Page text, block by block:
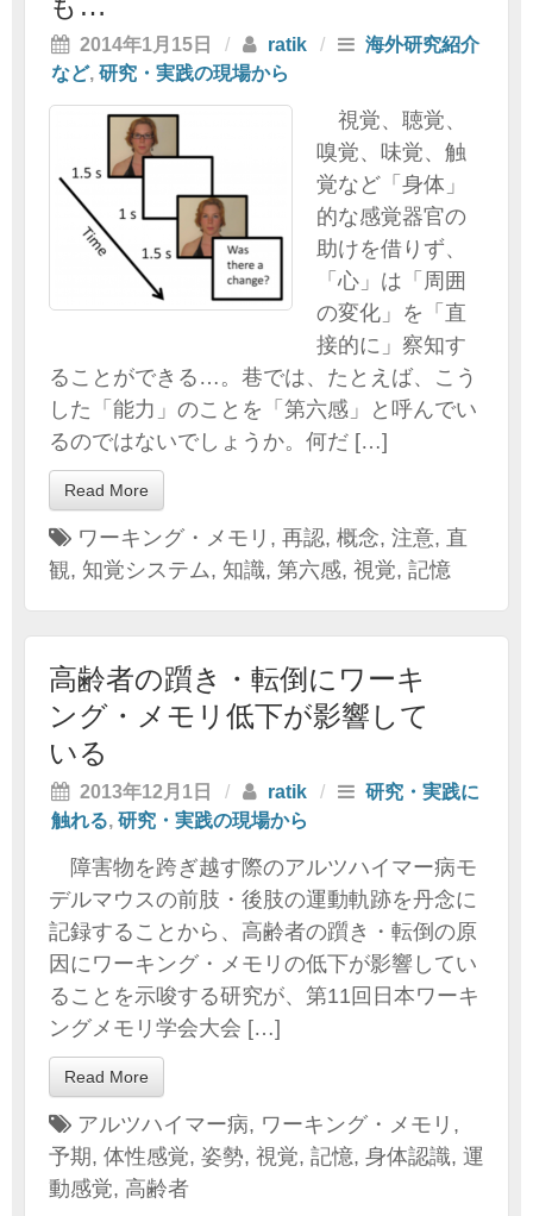
2014年1月15日 / ratik /
海外研究紹介
など, 研究・実践の現場から
視覚、聴覚、
嗅覚、味覚、触
覚など「身体」
的な感覚器官の
助けを借りず、
「心」は「周囲
の変化」を「直
接的に」察知す
ることができる…。巷では、たとえば、こう
した「能力」のことを「第六感」と呼んでい
るのではないでしょうか。何だ […]
Read More
ワーキング・メモリ , 再認, 概念, 注意, 直
観, 知覚システム, 知識, 第六感, 視覚, 記憶
高齢者の躓き・転倒にワーキ
ング・メモリ低下が影響して
いる
2013年12月1日 / ratik /
研究・実践に
触れる, 研究・実践の現場から
障害物を跨ぎ越す際のアルツハイマー病モ
デルマウスの前肢・後肢の運動軌跡を丹念に
記録することから、高齢者の躓き・転倒の原
因にワーキング・メモリの低下が影響してい
ることを示唆する研究が、第11回日本ワーキ
ングメモリ学会大会 […]
Read More
アルツハイマー病, ワーキング・メモリ ,
予期, 体性感覚, 姿勢, 視覚, 記憶, 身体認識, 運
動感覚, 高齢者